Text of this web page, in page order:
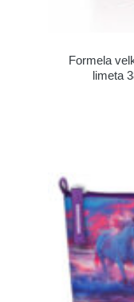
Formela
limeta